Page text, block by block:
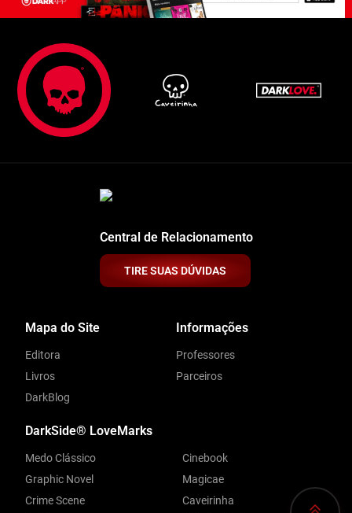
Central de Relacionamento
TIRE SUAS DÚVIDAS
Mapa do Site
Editora
Livros
DarkBlog
Informações
Professores
Parceiros
DarkSide® LoveMarks
Medo Clássico
Graphic Novel
Crime Scene
Cinebook
Magicae
Caveirinha